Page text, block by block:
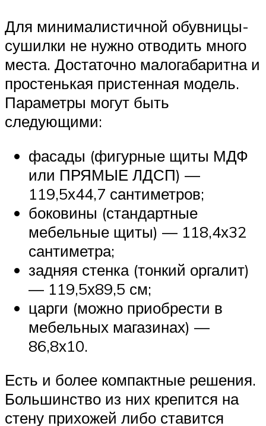
Для минималистичной обувницы-
сушилки не нужно отводить много
места. Достаточно малогабаритна и
простенькая пристенная модель.
Параметры могут быть
следующими:
фасады (фигурные щиты МДФ
или ПРЯМЫЕ ЛДСП) —
119,5х44,7 сантиметров;
боковины (стандартные
мебельные щиты) — 118,4х32
сантиметра;
задняя стенка (тонкий оргалит)
— 119,5х89,5 см;
царги (можно приобрести в
мебельных магазинах) —
86,8х10.
Есть и более компактные решения.
Большинство из них крепится на
стену прихожей либо ставится